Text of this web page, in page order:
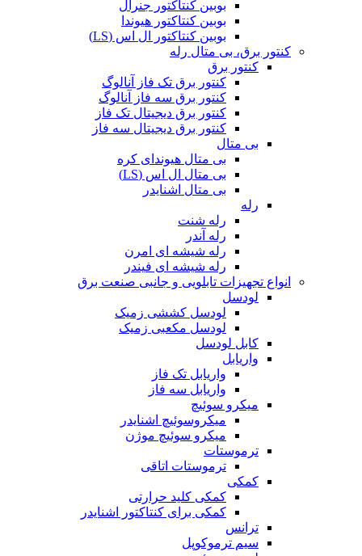
بوبین کنتاکتور جنرال
بوبین کنتاکتور هیوندا
بوبین کنتاکتور ال اس (LS)
کنتور برق، بی متال رله
کنتور برق
کنتور برق تک فاز آنالوگ
کنتور برق سه فاز آنالوگ
کنتور برق دیجیتال تک فاز
کنتور برق دیجیتال سه فاز
بی متال
بی متال هیوندای کره
بی متال ال اس (LS)
بی متال اشنایدر
رله
رله شنت
رله آندر
رله شیشه ای امرن
رله شیشه ای فیندر
انواع تجهیزات تابلویی و جانبی صنعت برق
لودسل
لودسل کششی زمیک
لودسل مکعبی زمیک
کابل لودسل
واریابل
واریابل تک فاز
واریابل سه فاز
میکرو سوئیچ
میکروسوئیچ اشنایدر
میکرو سوئیچ موژن
ترموستات
ترموستات اتاقی
کمکی
کمکی کلید حرارتی
کمکی برای کنتاکتور اشنایدر
ترانس
سیم ترموکوپل